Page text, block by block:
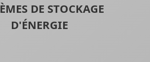
DE STOCKAGE
D'ÉNERGIE